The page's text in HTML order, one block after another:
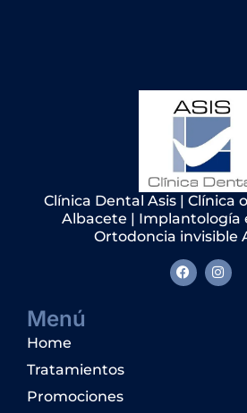
Clínica Dental Asis | Clínica
Albacete | Implantología
Ortodoncia invisible
Menú
Home
Tratamientos
Promociones